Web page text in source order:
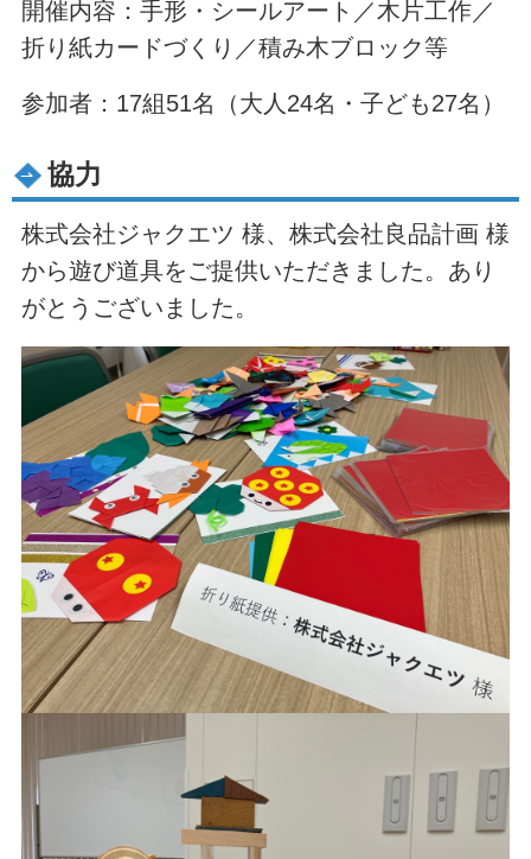
開催内容：手形・シールアート／木片工作／
折り紙カードづくり／積み木ブロック等
参加者：17組51名（大人24名・子ども27名）
協力
株式会社ジャクエツ 様、株式会社良品計画 様
から遊び道具をご提供いただきました。あり
がとうございました。